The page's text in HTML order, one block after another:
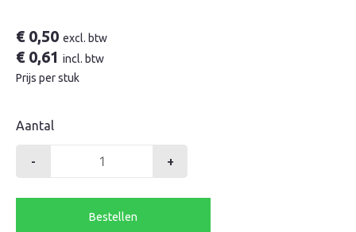
€0,50 excl. btw
€0,61 incl. btw
Prijs per stuk
Aantal
- +
Bestellen